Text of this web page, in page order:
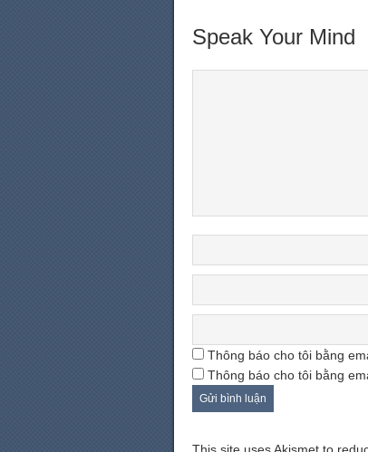
Speak Your Mind
Thông báo cho tôi bằng
Thông báo cho tôi bằng